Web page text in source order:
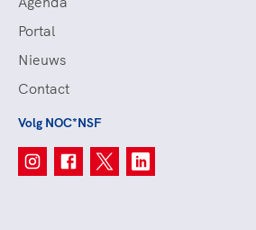
Portal
Nieuws
Contact
Volg NOC*NSF